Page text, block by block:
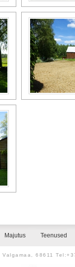
Majutus Teenused
68611